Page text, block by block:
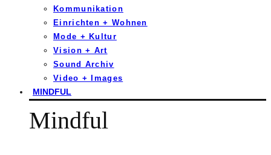
Kommunikation
Einrichten + Wohnen
Mode + Kultur
Vision + Art
Sound Archiv
Video + Images
MINDFUL
Mindful